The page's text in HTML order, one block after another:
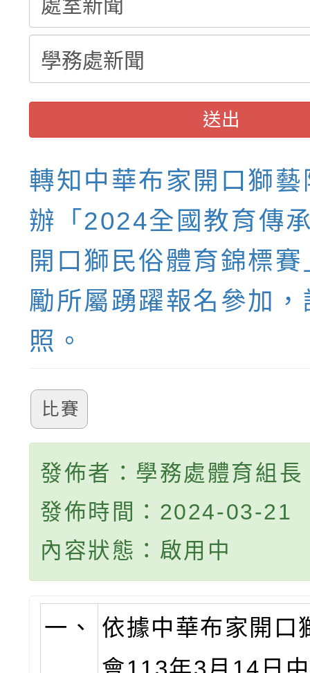
結果(第3招)
送出
轉知中華布家開口獅
辦「2024全國教育傳
開口獅民俗體育錦標
勵所屬踴躍報名參加
照。
比賽
發佈者：學務處體育組長
發佈時間：2024-03-21
內容狀態：啟用中
一、
依據中華布家開口